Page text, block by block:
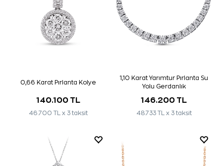
0,66 Karat Pırlanta Kolye
140.100 TL
46.700 TL x 3 taksit
1,10 Karat Yarımtur Pırlanta Su
Yolu Gerdanlık
146.200 TL
48.733 TL x 3 taksit